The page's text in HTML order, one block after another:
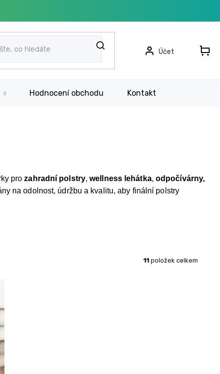
Hodnocení obchodu Kontakt
prozahradní polstry,wellness lehátka, odpočívárny,
na odolnost, údržbu a kvalitu, aby finální polstry
11 položek celkem